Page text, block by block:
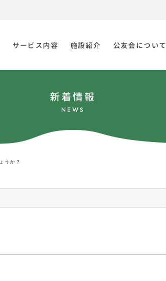
サービス内容 施設紹介 公友会について
新着情報
NEWS
うか？